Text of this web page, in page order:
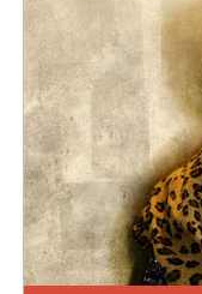
SPONSOREN
ÜBER UNS /